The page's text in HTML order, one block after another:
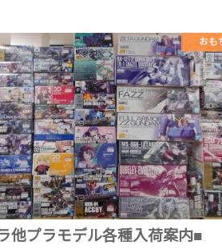
おも
他プラモデル各種入荷案内■